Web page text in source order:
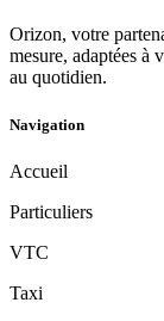
Orizon, votre
mesure, adaptées à
au quotidien.
Navigation
Accueil
Particuliers
VTC
Taxi